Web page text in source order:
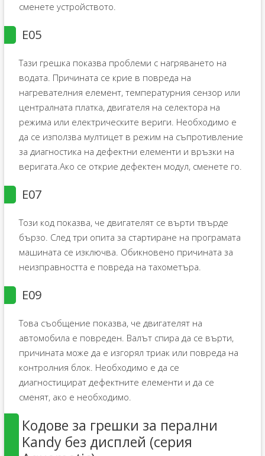
сменете устройството.
E05
Тази грешка показва проблеми с нагряването на
водата. Причината се крие в повреда на
нагревателния елемент, температурния сензор или
централната платка, двигателя на селектора на
режима или електрическите вериги. Необходимо е
да се използва мултицет в режим на съпротивление
за диагностика на дефектни елементи и връзки на
веригата.Ако се открие дефектен модул, сменете го.
E07
Този код показва, че двигателят се върти твърде
бързо. След три опита за стартиране на програмата
машината се изключва. Обикновено причината за
неизправността е повреда на тахометъра.
E09
Това съобщение показва, че двигателят на
автомобила е повреден. Валът спира да се върти,
причината може да е изгорял триак или повреда на
контролния блок. Необходимо е да се
диагностицират дефектните елементи и да се
сменят, ако е необходимо.
Кодове за грешки за перални
Kandy без дисплей (серия